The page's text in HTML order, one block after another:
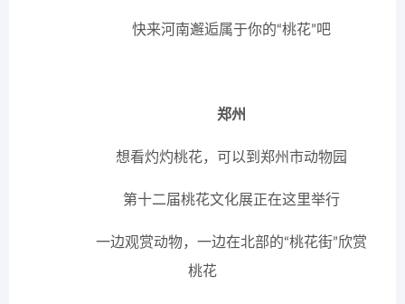
快来河南邂逅属于你的“桃花”吧
郑州
想看灼灼桃花，可以到郑州市动物园
第十二届桃花文化展正在这里举行
一边观赏动物，一边在北部的“桃花街”欣赏
桃花